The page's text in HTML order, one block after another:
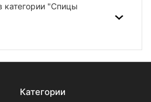
категории "Спицы
Категории